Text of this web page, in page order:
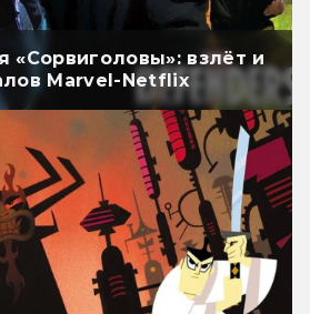
«Сорвиголовы»: взлёт и
Marvel-Netflix